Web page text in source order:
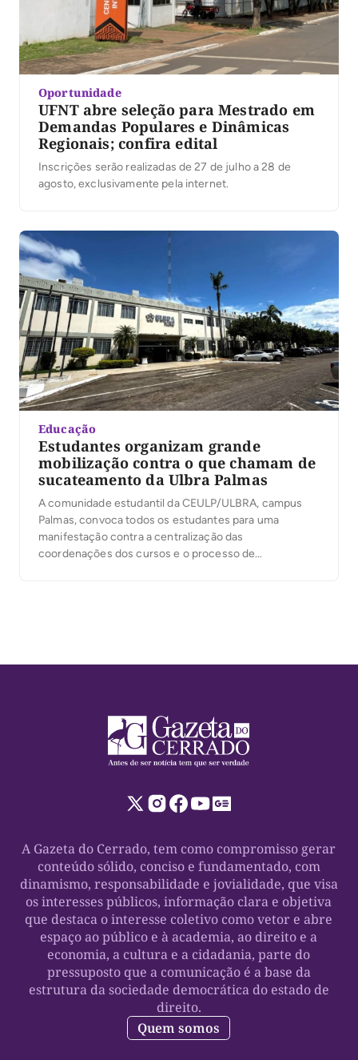
Oportunidade
UFNT abre seleção para Mestrado em
Demandas Populares e Dinâmicas
Regionais; confira edital
Inscrições serão realizadas de 27 de julho a 28 de
agosto, exclusivamente pela internet.
Educação
Estudantes organizam grande
mobilização contra o que chamam de
sucateamento da Ulbra Palmas
A comunidade estudantil da CEULP/ULBRA, campus
Palmas, convoca todos os estudantes para uma
manifestação contra a centralização das
coordenações dos cursos e o processo de
A Gazeta do Cerrado, tem como compromisso gerar
conteúdo sólido, conciso e fundamentado, com
dinamismo, responsabilidade e jovialidade, que visa
os interesses públicos, informação clara e objetiva
que destaca o interesse coletivo como vetor e abre
espaço ao público e à academia, ao direito e a
economia, a cultura e a cidadania, parte do
pressuposto que a comunicação é a base da
estrutura da sociedade democrática do estado de
direito.
Quem somos